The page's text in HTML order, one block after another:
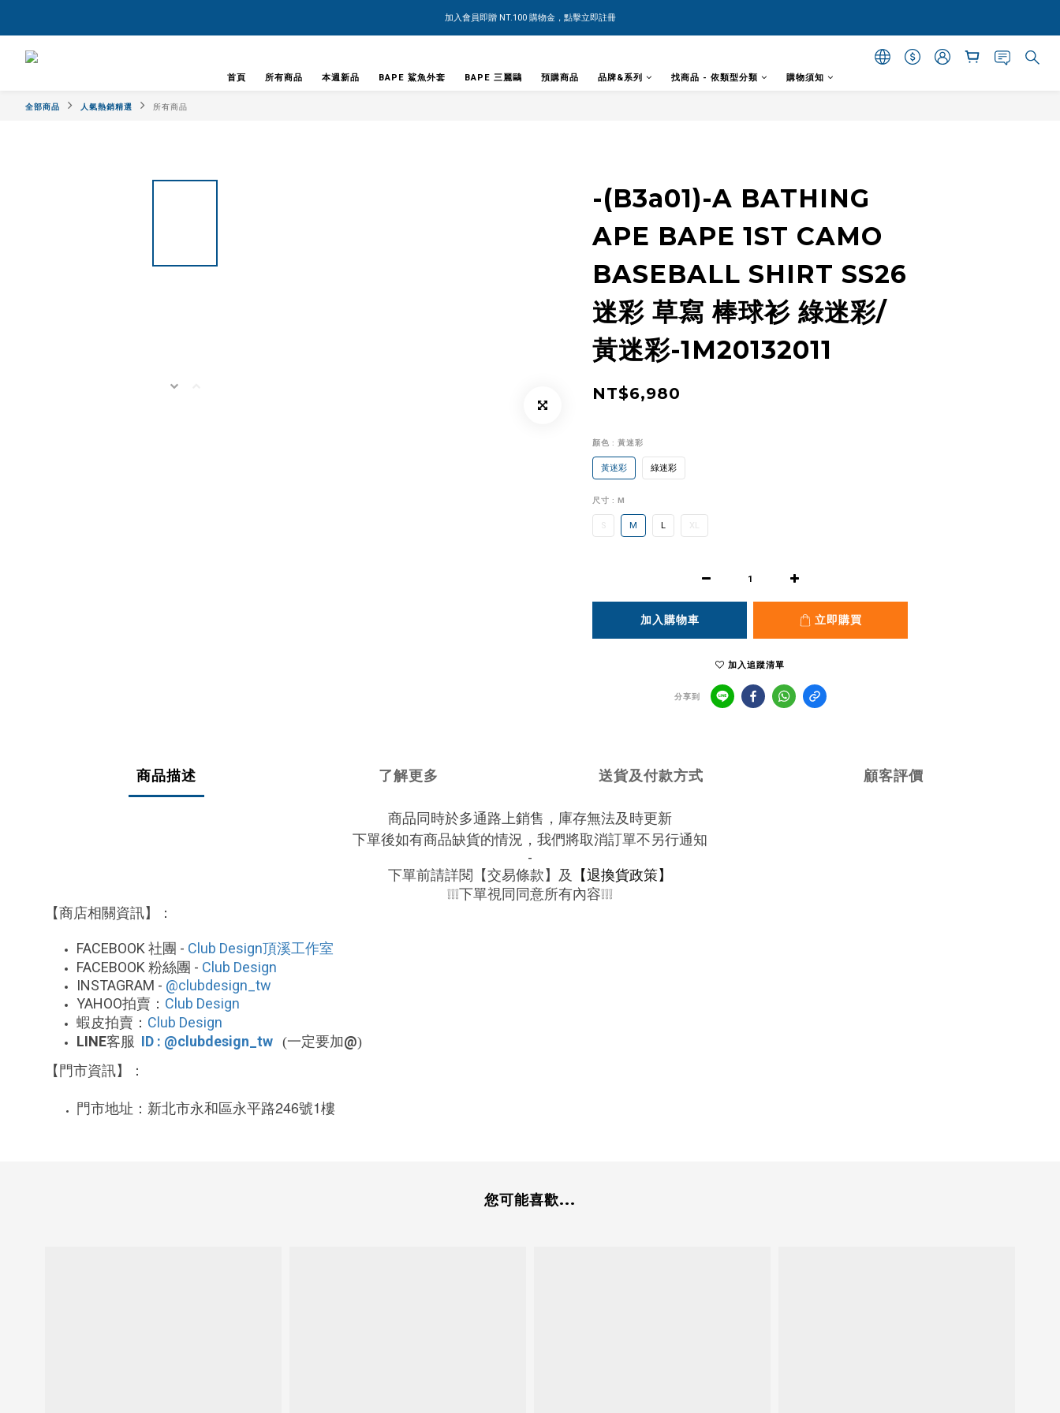
加入會員即贈 NT.100 購物金，點擊立即註冊
首頁 所有商品 本週新品 BAPE 鯊魚外套 BAPE 三麗鷗 預購商品 品牌&系列 找商品 - 依類型分類 購物須知
全部商品 人氣熱銷精選 所有商品
-(B3a01)-A BATHING
APE BAPE 1ST CAMO
BASEBALL SHIRT SS26
迷彩 草寫 棒球衫 綠迷彩/
黃迷彩-1M20132011
NT$6,980
顏色 : 黃迷彩
黃迷彩 綠迷彩
尺寸 : M
S M L XL
加入購物車 立即購買
加入追蹤清單
分享到
商品描述 了解更多 送貨及付款方式 顧客評價
商品同時於多通路上銷售，庫存無法及時更新
下單後如有商品缺貨的情況，我們將取消訂單不另行通知
-
下單前請詳閱【交易條款】及
【退換貨政策】
❕❕❕下單視同同意所有內容❕❕❕
【商店相關資訊】：
FACEBOOK 社團 - Club Design頂溪工作室
FACEBOOK 粉絲團 - Club Design
INSTAGRAM - @clubdesign_tw
YAHOO拍賣： Club Design
蝦皮拍賣： Club Design
LINE客服 ID : @clubdesign_tw (一定要加@)
【門市資訊】：
門市地址：新北市永和區永平路246號1樓
您可能喜歡...